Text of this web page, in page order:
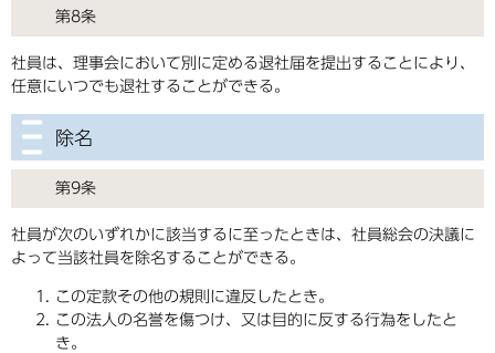
第8条
社員は、理事会において別に定める退社届を提出することにより、
任意にいつでも退社することができる。
除名
第9条
社員が次のいずれかに該当するに至ったときは、社員総会の決議に
よって当該社員を除名することができる。
この定款その他の規則に違反したとき。
この法人の名誉を傷つけ、又は目的に反する行為をしたと
き。